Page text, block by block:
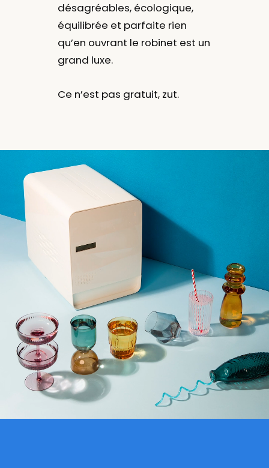
désagréables, écologique,
équilibrée et parfaite rien
qu’en ouvrant le robinet est un
grand luxe.
Ce n’est pas gratuit, zut.